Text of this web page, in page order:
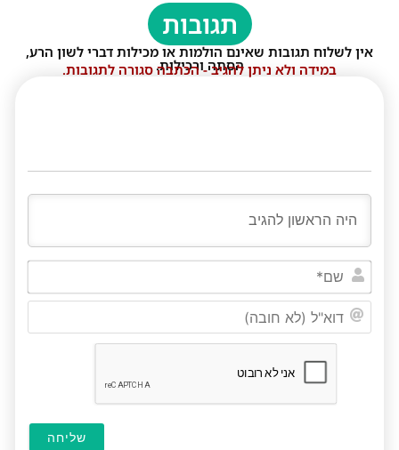
תגובות
אין לשלוח תגובות שאינם הולמות או מכילות דברי לשון הרע,
הסתה ורכילות.
במידה ולא ניתן להגיב - הכתבה סגורה לתגובות.
שם*